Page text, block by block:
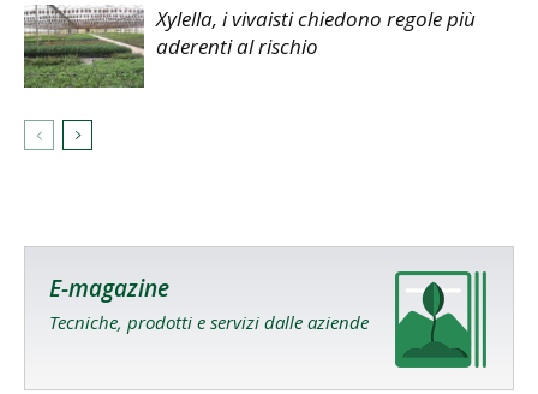
Xylella, i vivaisti chiedono regole più
aderenti al rischio
E-magazine
Tecniche, prodotti e servizi dalle aziende